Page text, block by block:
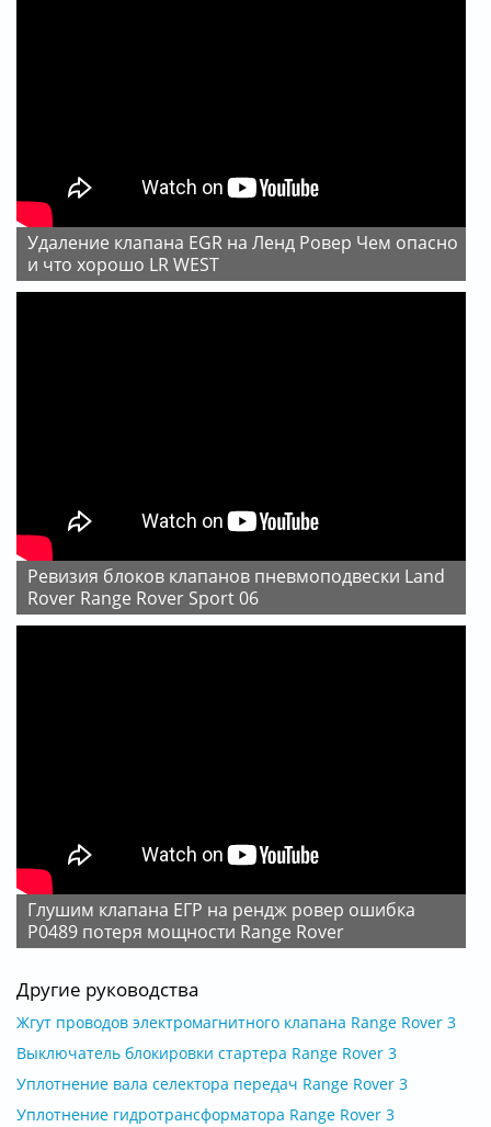
Удаление клапана EGR на Ленд Ровер Чем опасно
и что хорошо LR WEST
Ревизия блоков клапанов пневмоподвески Land
Rover Range Rover Sport 06
Глушим клапана ЕГР на рендж ровер ошибка
P0489 потеря мощности Range Rover
Другие руководства
Жгут проводов электромагнитного клапана Range Rover 3
Выключатель блокировки стартера Range Rover 3
Уплотнение вала селектора передач Range Rover 3
Уплотнение гидротрансформатора Range Rover 3